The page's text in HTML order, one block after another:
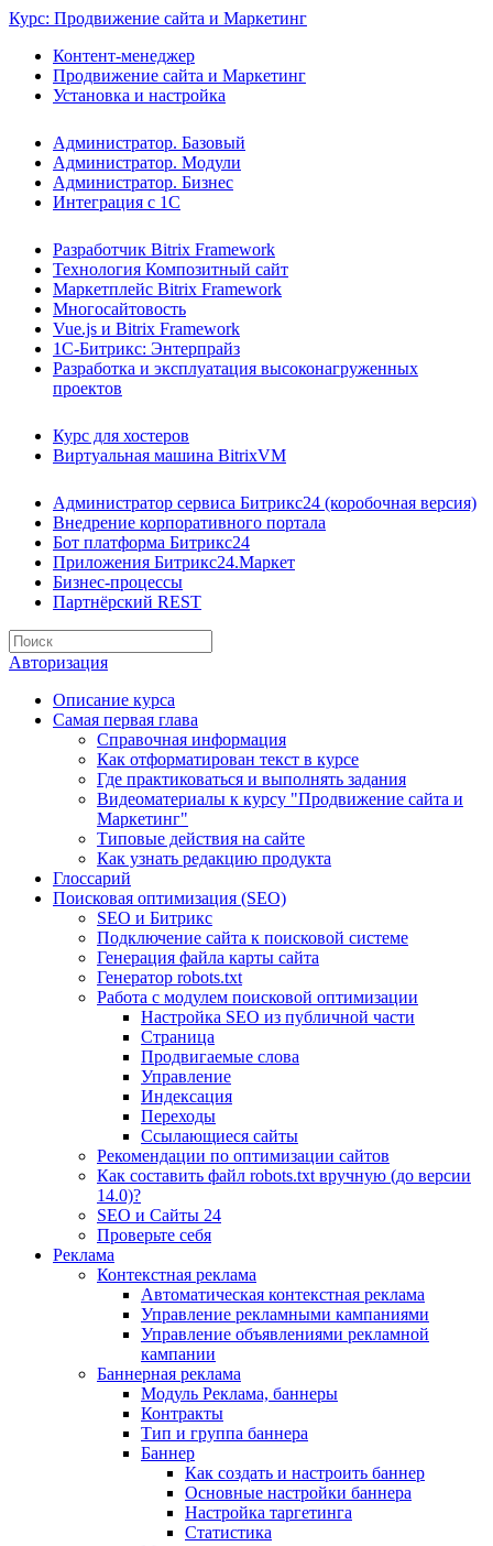
Курс: Продвижение сайта и Маркетинг
Контент-менеджер
Продвижение сайта и Маркетинг
Установка и настройка
Администратор. Базовый
Администратор. Модули
Администратор. Бизнес
Интеграция с 1С
Разработчик Bitrix Framework
Технология Композитный сайт
Маркетплейс Bitrix Framework
Многосайтовость
Vue.js и Bitrix Framework
1С-Битрикс: Энтерпрайз
Разработка и эксплуатация высоконагруженных
проектов
Курс для хостеров
Виртуальная машина BitrixVM
Администратор сервиса Битрикс24 (коробочная версия)
Внедрение корпоративного портала
Бот платформа Битрикс24
Приложения Битрикс24.Маркет
Бизнес-процессы
Партнёрский REST
Авторизация
Описание курса
Самая первая глава
Справочная информация
Как отформатирован текст в курсе
Где практиковаться и выполнять задания
Видеоматериалы к курсу "Продвижение сайта и
Маркетинг"
Типовые действия на сайте
Как узнать редакцию продукта
Глоссарий
Поисковая оптимизация (SEO)
SEO и Битрикс
Подключение сайта к поисковой системе
Генерация файла карты сайта
Генератор robots.txt
Работа с модулем поисковой оптимизации
Настройка SEO из публичной части
Страница
Продвигаемые слова
Управление
Индексация
Переходы
Ссылающиеся сайты
Рекомендации по оптимизации сайтов
Как составить файл robots.txt вручную (до версии
14.0)?
SEO и Сайты 24
Проверьте себя
Реклама
Контекстная реклама
Автоматическая контекстная реклама
Управление рекламными кампаниями
Управление объявлениями рекламной
кампании
Баннерная реклама
Модуль Реклама, баннеры
Контракты
Тип и группа баннера
Баннер
Как создать и настроить баннер
Основные настройки баннера
Настройка таргетинга
Статистика